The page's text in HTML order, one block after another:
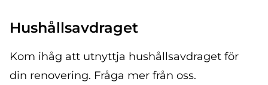
Hushållsavdraget
Kom ihåg att utnyttja hushållsavdraget för
din renovering. Fråga mer från oss.